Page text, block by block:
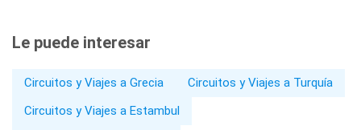
Le puede interesar
Circuitos y Viajes a Grecia
Circuitos y Viajes a Turquía
Circuitos y Viajes a Estambul